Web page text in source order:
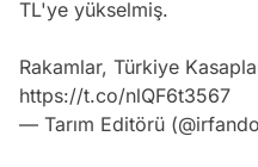
TL'ye yükselmiş.
Rakamlar, Türkiye
https://t.co/nlQF6t3567
— Tarım Editörü